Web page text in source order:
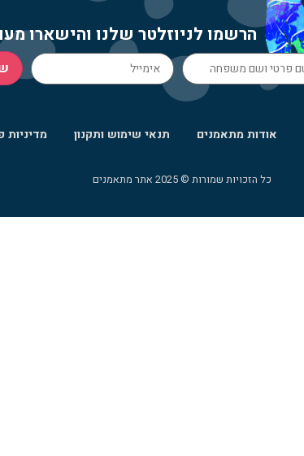
הרשמו לניוזלטר שלנו והישארו
אודות מתאמנים תנאי שימוש ותקנון מדיניות
כל הזכויות שמורות © 2025 אתר מתאמנים